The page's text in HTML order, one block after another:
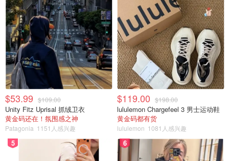
应用宝下载
$53.99 $109.00
Unity Fitz Uprisal 抓绒卫衣
黄金码还在！氛围感之神
Patagonia 1151人感兴趣
$119.00 $198.00
lululemon Chargefeel 3 男士运动鞋
黄金码都有货
lululemon 1081人感兴趣
5 6